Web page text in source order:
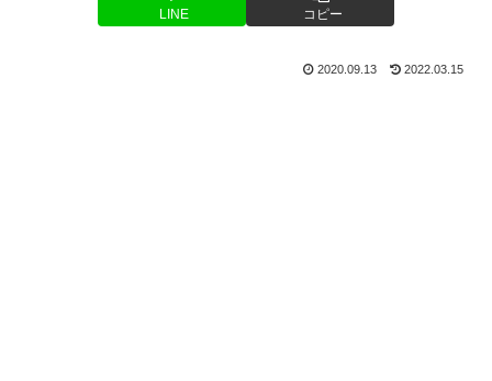
LINE コピー
2020.09.13 2022.03.15